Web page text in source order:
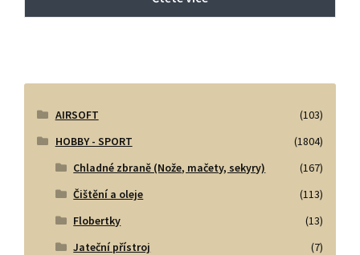
AIRSOFT
(103)
HOBBY - SPORT
(1804)
Chladné zbraně (Nože, mačety, sekyry)
(167)
Čištění a oleje
(113)
Flobertky
(13)
Jateční přístroj
(7)